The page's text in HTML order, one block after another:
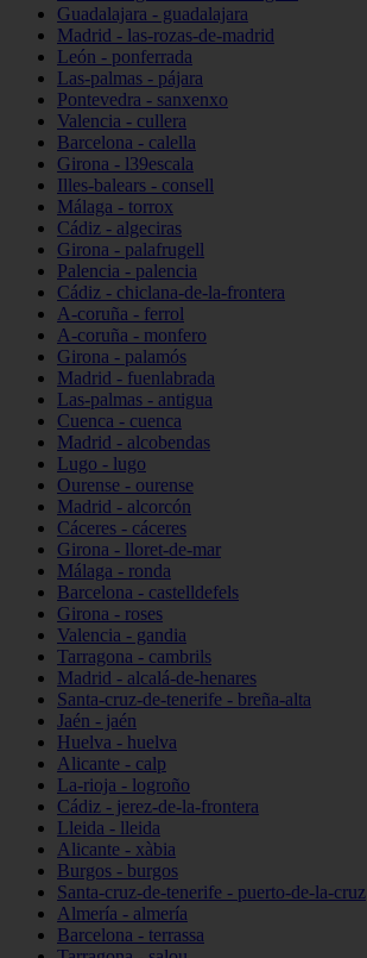
Guadalajara - guadalajara
Madrid - las-rozas-de-madrid
León - ponferrada
Las-palmas - pájara
Pontevedra - sanxenxo
Valencia - cullera
Barcelona - calella
Girona - l39escala
Illes-balears - consell
Málaga - torrox
Cádiz - algeciras
Girona - palafrugell
Palencia - palencia
Cádiz - chiclana-de-la-frontera
A-coruña - ferrol
A-coruña - monfero
Girona - palamós
Madrid - fuenlabrada
Las-palmas - antigua
Cuenca - cuenca
Madrid - alcobendas
Lugo - lugo
Ourense - ourense
Madrid - alcorcón
Cáceres - cáceres
Girona - lloret-de-mar
Málaga - ronda
Barcelona - castelldefels
Girona - roses
Valencia - gandia
Tarragona - cambrils
Madrid - alcalá-de-henares
Santa-cruz-de-tenerife - breña-alta
Jaén - jaén
Huelva - huelva
Alicante - calp
La-rioja - logroño
Cádiz - jerez-de-la-frontera
Lleida - lleida
Alicante - xàbia
Burgos - burgos
Santa-cruz-de-tenerife - puerto-de-la-cruz
Almería - almería
Barcelona - terrassa